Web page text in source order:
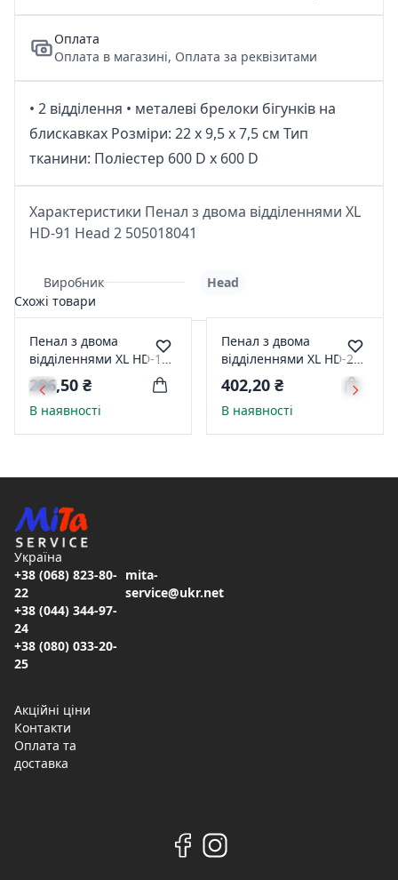
Оплата
Оплата в магазині, Оплата за реквізитами
• 2 відділення • металеві брелоки бігунків на
блискавках Розмiри: 22 x 9,5 x 7,5 см Тип
тканини: Полiестер 600 D x 600 D
Характеристики Пенал з двома відділеннями XL
HD-91 Head 2 505018041
Виробник
Head
Схожі товари
Пенал з двома
відділеннями XL HD-108
Head 2 505018049
286,50 ₴
В наявності
Пенал з двома
відділеннями XL HD-290
Head 3 505019063
402,20 ₴
В наявності
Україна
+38 (068) 823-80-
22
+38 (044) 344-97-
24
+38 (080) 033-20-
25
mita-
service@ukr.net
Акційні ціни
Контакти
Оплата та
доставка